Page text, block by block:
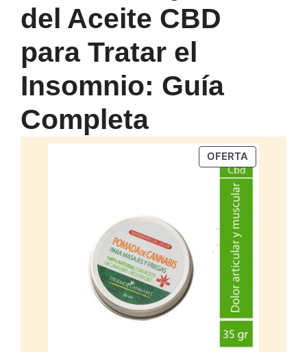
del Aceite CBD
para Tratar el
Insomnio: Guía
Completa
OFERTAPRODUCTO
EN